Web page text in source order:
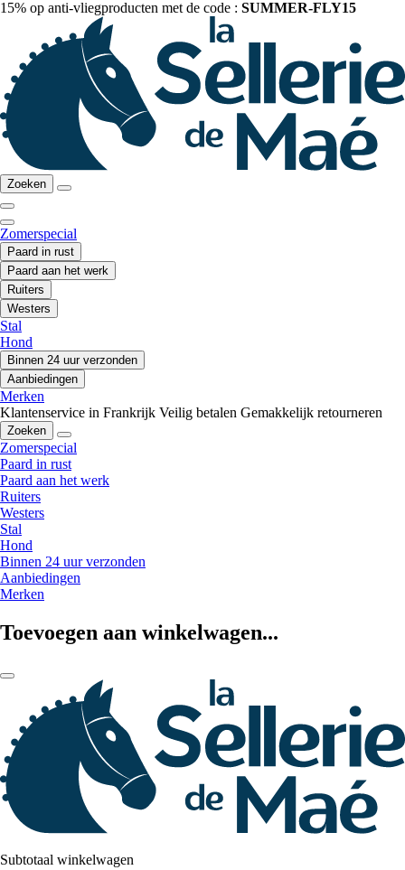
15% op anti-vliegproducten met de code : SUMMER-FLY15
Zoeken
Zomerspecial
Paard in rust
Paard aan het werk
Ruiters
Westers
Stal
Hond
Binnen 24 uur verzonden
Aanbiedingen
Merken
Klantenservice in Frankrijk Veilig betalen Gemakkelijk retourneren
Zoeken
Zomerspecial
Paard in rust
Paard aan het werk
Ruiters
Westers
Stal
Hond
Binnen 24 uur verzonden
Aanbiedingen
Merken
Toevoegen aan winkelwagen...
Subtotaal winkelwagen